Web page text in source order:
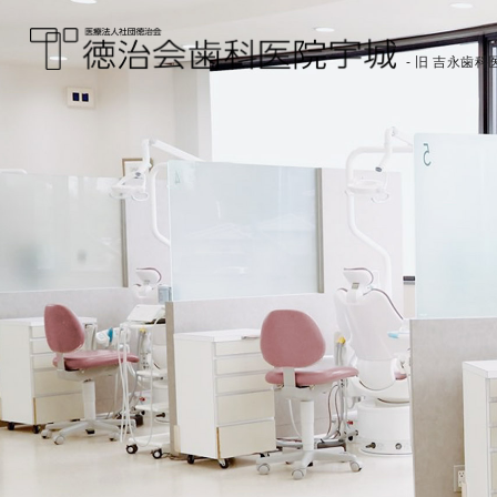
医療法人社団徳治会
徳治会歯科医院宇城
[旧 吉永歯科医院]｜熊
本県宇城市
- 旧 吉永歯科